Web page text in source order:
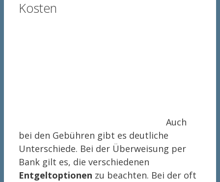
Kosten
Auch
bei den Gebühren gibt es deutliche
Unterschiede. Bei der Überweisung per
Bank gilt es, die verschiedenen
Entgeltoptionen zu beachten. Bei der oft